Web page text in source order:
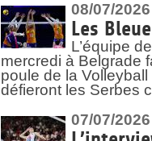
08/07/2026
Les
L’équipe
mercredi à Belgrade
poule de la
défieront les Serbes
07/07/2026